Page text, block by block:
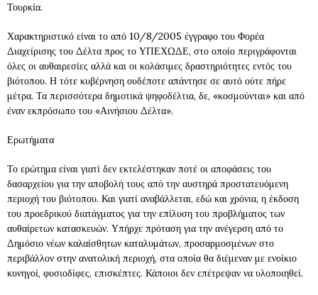
Τουρκία.
Χαρακτηριστικό είναι το από 10/8/2005 έγγραφο του Φορέα
Διαχείρισης του Δέλτα προς το ΥΠΕΧΩΔΕ, στο οποίο περιγράφονται
όλες οι αυθαιρεσίες αλλά και οι κολάσιμες δραστηριότητες εντός του
βιότοπου. Η τότε κυβέρνηση ουδέποτε απάντησε σε αυτό ούτε πήρε
μέτρα. Τα περισσότερα δημοτικά ψηφοδέλτια, δε, «κοσμούνται» και από
έναν εκπρόσωπο του «Αινήσιου Δέλτα».
Ερωτήματα
Το ερώτημα είναι γιατί δεν εκτελέστηκαν ποτέ οι αποφάσεις του
δασαρχείου για την αποβολή τους από την αυστηρά προστατευόμενη
περιοχή του βιότοπου. Και γιατί αναβάλλεται, εδώ και χρόνια, η έκδοση
του προεδρικού διατάγματος για την επίλυση του προβλήματος των
αυθαίρετων κατασκευών. Υπήρχε πρόταση για την ανέγερση από το
Δημόσιο νέων καλαίσθητων καταλυμάτων, προσαρμοσμένων στο
περιβάλλον στην ανατολική περιοχή, στα οποία θα διέμεναν με ενοίκιο
κυνηγοί, φυσιοδίφες, επισκέπτες. Κάποιοι δεν επέτρεψαν να υλοποιηθεί.